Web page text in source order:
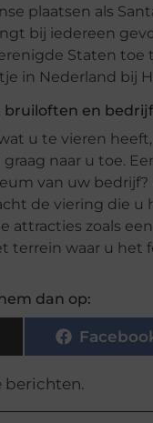
plaatsen als
bij iedereen
Staten
in Nederland bij
bruiloften en
u te vieren
naar u toe.
van uw
de viering die
attracties zoals
terrein waar u het
dan op:
berichten.